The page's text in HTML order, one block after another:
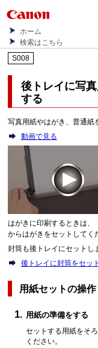
ホーム
検索はこちら
S008
後トレイに写
する
写真用紙やはがき、普通紙
動画で見る
はがきに印刷するときは、
からはがきをセットしてく
封筒も後トレイにセットし
後トレイに封筒をセッ
用紙セットの操作
用紙の準備をする
セットする用紙をそ
ください。